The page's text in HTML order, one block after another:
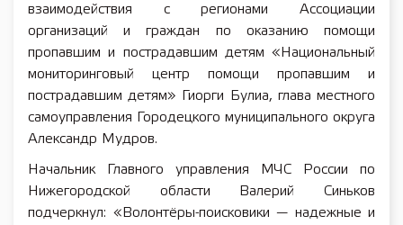
взаимодействия с регионами Ассоциации
организаций и граждан по оказанию помощи
пропавшим и пострадавшим детям «Национальный
мониторинговый центр помощи пропавшим и
пострадавшим детям» Гиорги Булиа, глава местного
самоуправления Городецкого муниципального округа
Александр Мудров.
Начальник Главного управления МЧС России по
Нижегородской области Валерий Синьков
подчеркнул: «Волонтёры-поисковики — надежные и